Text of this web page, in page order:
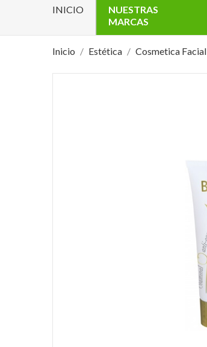
INICIO
NUESTRAS
MARCAS
Inicio Estética Cosmetica Facial